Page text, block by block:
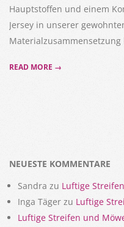
Hauptstoffen und einem
Jersey in unserer
Materialzusammensetzung
READ MORE →
NEUESTE KOMMENTARE
Sandra zu Luftige
Inga Täger zu Luftige
Luftige Streifen und